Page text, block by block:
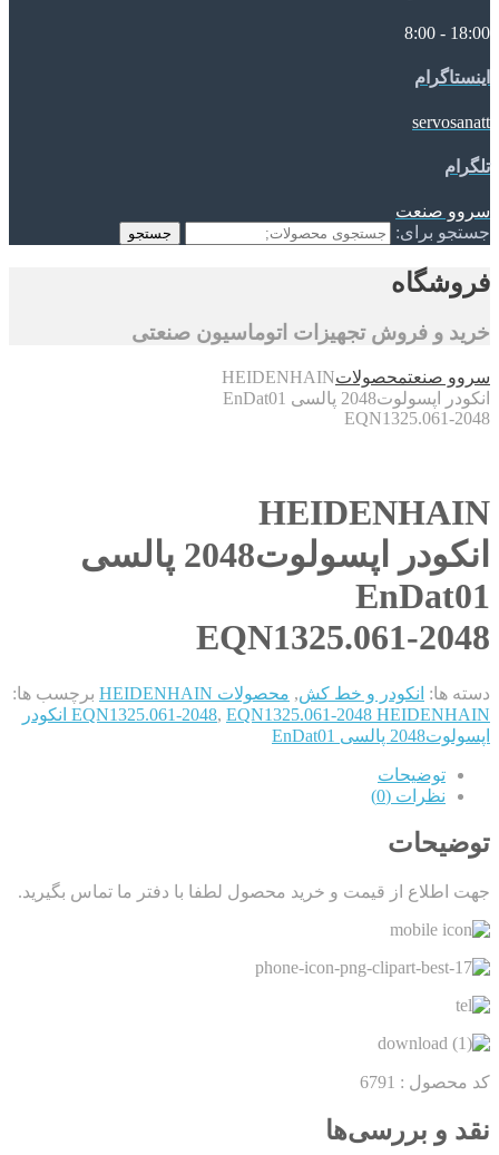
18:00 - 8:00
اینستاگرام
servosanatt
تلگرام
سروو صنعت
جستجو برای:
جستجو
فروشگاه
خرید و فروش تجهیزات اتوماسیون صنعتی
سروو صنعتمحصولاتHEIDENHAIN
انکودر اپسولوت2048 پالسی EnDat01
EQN1325.061-2048
HEIDENHAIN
انکودر اپسولوت2048 پالسی
EnDat01
EQN1325.061-2048
دسته ها: انکودر و خط کش, محصولات HEIDENHAIN
برچسب ها:
EQN1325.061-2048,
EQN1325.061-2048 HEIDENHAIN انکودر
اپسولوت2048 پالسی EnDat01
توضیحات
نظرات (0)
توضیحات
جهت اطلاع از قیمت و خرید محصول لطفا با دفتر ما تماس بگیرید.
کد محصول : 6791
نقد و بررسی‌ها